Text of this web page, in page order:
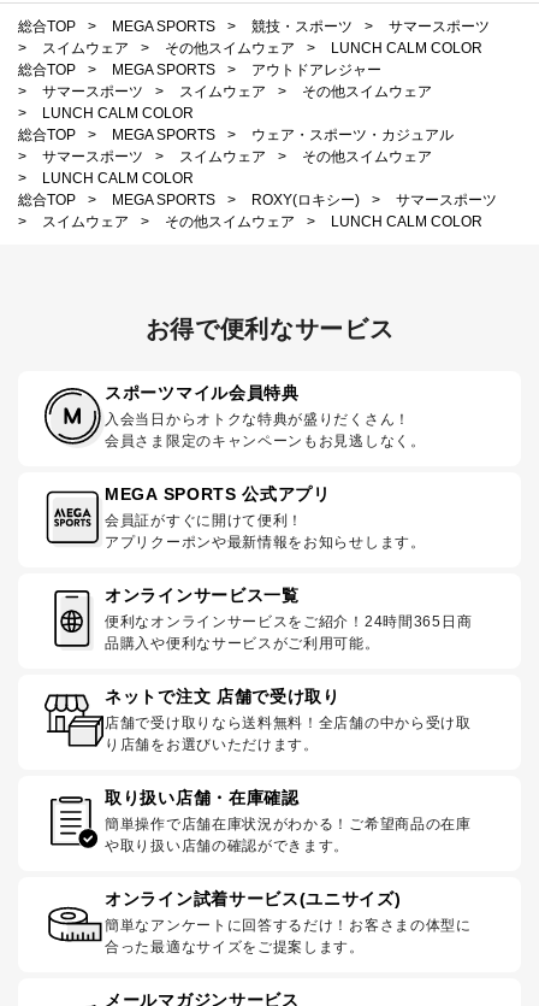
総合TOP > MEGA SPORTS > 競技・スポーツ >
サマースポーツ
>
スイムウェア > その他スイムウェア >
LUNCH CALM COLOR
総合TOP
> MEGA SPORTS >
アウトドアレジャー
>
サマースポーツ > スイムウェア >
その他スイムウェア
>
LUNCH CALM COLOR
総合TOP
> MEGA SPORTS >
ウェア・スポーツ・カジュアル
>
サマースポーツ > スイムウェア >
その他スイムウェア
>
LUNCH CALM COLOR
総合TOP
> MEGA SPORTS > ROXY(ロキシー) >
サマースポーツ
>
スイムウェア > その他スイムウェア > LUNCH CALM COLOR
お得で便利なサービス
スポーツマイル会員特典
入会当日からオトクな特典が盛りだくさん！
会員さま限定のキャンペーンもお見逃しなく。
MEGA SPORTS 公式アプリ
会員証がすぐに開けて便利！
アプリクーポンや最新情報をお知らせします。
オンラインサービス一覧
便利なオンラインサービスをご紹介！24時間365日商
品購入や便利なサービスがご利用可能。
ネットで注文 店舗で受け取り
店舗で受け取りなら送料無料！全店舗の中から受け取
り店舗をお選びいただけます。
取り扱い店舗・在庫確認
簡単操作で店舗在庫状況がわかる！ご希望商品の在庫
や取り扱い店舗の確認ができます。
オンライン試着サービス(ユニサイズ)
簡単なアンケートに回答するだけ！お客さまの体型に
合った最適なサイズをご提案します。
メールマガジンサービス